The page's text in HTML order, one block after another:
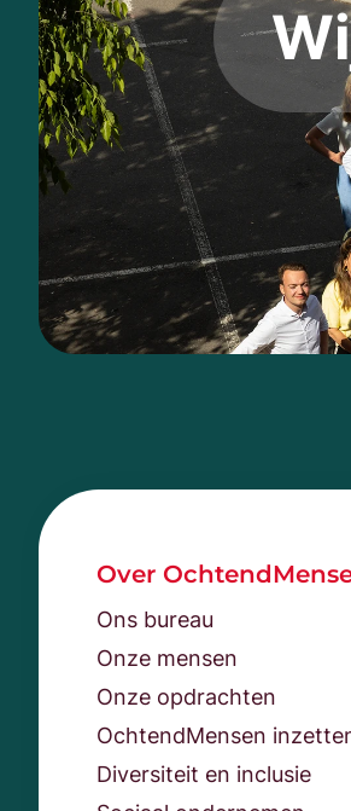
Over
Ons bureau
Onze mensen
Onze opdrachten
OchtendMensen
Diversiteit en inclusie